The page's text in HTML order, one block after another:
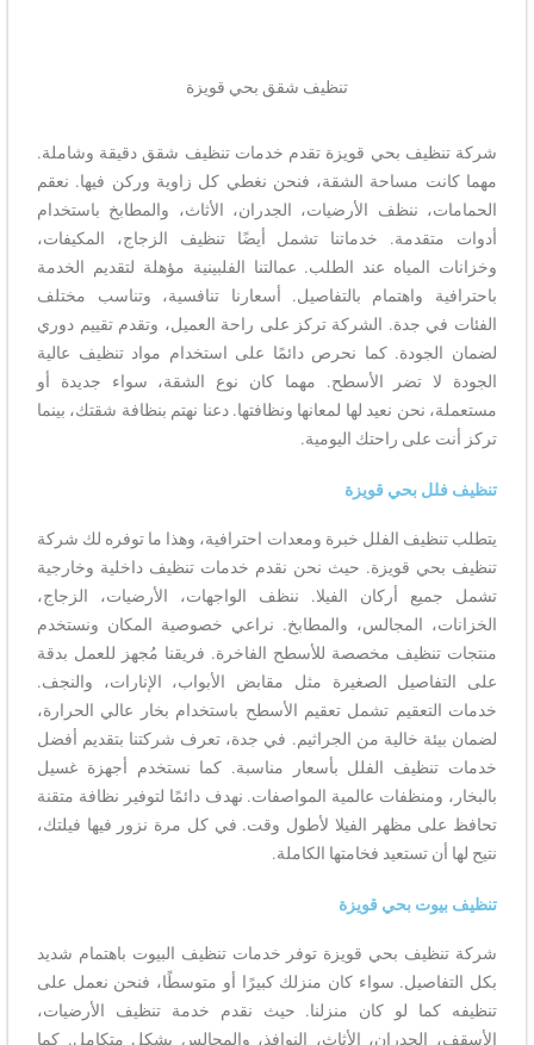
تنظيف شقق بحي قويزة
شركة تنظيف بحي قويزة تقدم خدمات تنظيف شقق دقيقة وشاملة.
مهما كانت مساحة الشقة، فنحن نغطي كل زاوية وركن فيها. نعقم
الحمامات، ننظف الأرضيات، الجدران، الأثاث، والمطابخ باستخدام
أدوات متقدمة. خدماتنا تشمل أيضًا تنظيف الزجاج، المكيفات،
وخزانات المياه عند الطلب. عمالتنا الفلبينية مؤهلة لتقديم الخدمة
باحترافية واهتمام بالتفاصيل. أسعارنا تنافسية، وتناسب مختلف
الفئات في جدة. الشركة تركز على راحة العميل، وتقدم تقييم دوري
لضمان الجودة. كما نحرص دائمًا على استخدام مواد تنظيف عالية
الجودة لا تضر الأسطح. مهما كان نوع الشقة، سواء جديدة أو
مستعملة، نحن نعيد لها لمعانها ونظافتها. دعنا نهتم بنظافة شقتك، بينما
تركز أنت على راحتك اليومية.
تنظيف فلل بحي قويزة
يتطلب تنظيف الفلل خبرة ومعدات احترافية، وهذا ما توفره لك شركة
تنظيف بحي قويزة. حيث نحن نقدم خدمات تنظيف داخلية وخارجية
تشمل جميع أركان الفيلا. ننظف الواجهات، الأرضيات، الزجاج،
الخزانات، المجالس، والمطابخ. نراعي خصوصية المكان ونستخدم
منتجات تنظيف مخصصة للأسطح الفاخرة. فريقنا مُجهز للعمل بدقة
على التفاصيل الصغيرة مثل مقابض الأبواب، الإنارات، والنجف.
خدمات التعقيم تشمل تعقيم الأسطح باستخدام بخار عالي الحرارة،
لضمان بيئة خالية من الجراثيم. في جدة، تعرف شركتنا بتقديم أفضل
خدمات تنظيف الفلل بأسعار مناسبة. كما نستخدم أجهزة غسيل
بالبخار، ومنظفات عالمية المواصفات. نهدف دائمًا لتوفير نظافة متقنة
تحافظ على مظهر الفيلا لأطول وقت. في كل مرة نزور فيها فيلتك،
نتيح لها أن تستعيد فخامتها الكاملة.
تنظيف بيوت بحي قويزة
شركة تنظيف بحي قويزة توفر خدمات تنظيف البيوت باهتمام شديد
بكل التفاصيل. سواء كان منزلك كبيرًا أو متوسطًا، فنحن نعمل على
تنظيفه كما لو كان منزلنا. حيث نقدم خدمة تنظيف الأرضيات،
الأسقف، الجدران، الأثاث، النوافذ، والمجالس بشكل متكامل. كما